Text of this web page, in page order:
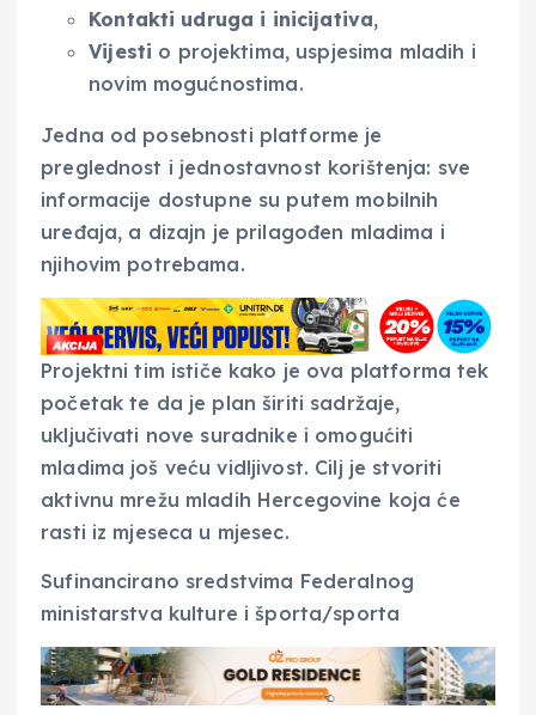
Kontakti udruga i inicijativa,
Vijesti o projektima, uspjesima mladih i
novim mogućnostima.
Jedna od posebnosti platforme je
preglednost i jednostavnost korištenja: sve
informacije dostupne su putem mobilnih
uređaja, a dizajn je prilagođen mladima i
njihovim potrebama.
Projektni tim ističe kako je ova platforma tek
početak te da je plan širiti sadržaje,
uključivati nove suradnike i omogućiti
mladima još veću vidljivost. Cilj je stvoriti
aktivnu mrežu mladih Hercegovine koja će
rasti iz mjeseca u mjesec.
Sufinancirano sredstvima Federalnog
ministarstva kulture i športa/sporta